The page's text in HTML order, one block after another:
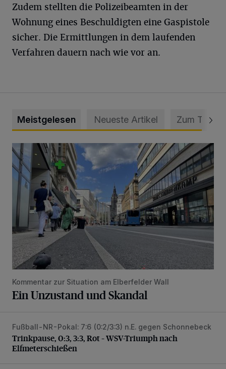
Zudem stellten die Polizeibeamten in der
Wohnung eines Beschuldigten eine Gaspistole
sicher. Die Ermittlungen in dem laufenden
Verfahren dauern nach wie vor an.
Meistgelesen Neueste Artikel Zum Thema
Ein Unzustand und Skandal
Kommentar zur Situation am Elberfelder Wall
Ein Unzustand und Skandal
Trinkpause, 0:3, 3:3, Rot – WSV-Triumph nach
Fußball-NR-Pokal: 7:6 (0:2/3:3) n.E. gegen Schonnebeck
Trinkpause, 0:3, 3:3, Rot – WSV-Triumph nach
Elfmeterschießen